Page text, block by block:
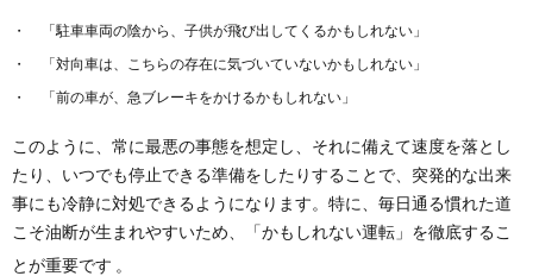
「駐車車両の陰から、子供が飛び出してくるかもしれない」
「対向車は、こちらの存在に気づいていないかもしれない」
「前の車が、急ブレーキをかけるかもしれない」
このように、常に最悪の事態を想定し、それに備えて速度を落とし
たり、いつでも停止できる準備をしたりすることで、突発的な出来
事にも冷静に対処できるようになります。特に、毎日通る慣れた道
こそ油断が生まれやすいため、「かもしれない運転」を徹底するこ
とが重要です